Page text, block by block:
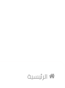
الرئيسية